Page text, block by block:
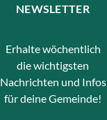
NEWSLETTER
Erhalte wöchentlich
die wichtigsten
Nachrichten und Infos
für deine Gemeinde!